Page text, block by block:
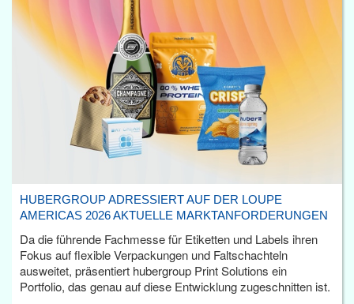
HUBERGROUP ADRESSIERT AUF DER LOUPE
AMERICAS 2026 AKTUELLE MARKTANFORDERUNGEN
Da die führende Fachmesse für Etiketten und Labels ihren
Fokus auf flexible Verpackungen und Faltschachteln
ausweitet, präsentiert hubergroup Print Solutions ein
Portfolio, das genau auf diese Entwicklung zugeschnitten ist.